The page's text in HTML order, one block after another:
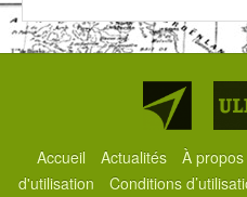
Accueil Actualités À
d'utilisation
Conditions